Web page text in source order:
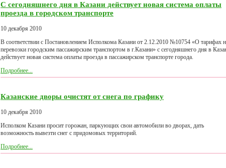
С сегодняшнего дня в Казани действует новая система оплаты
проезда в городском транспорте
10 декабря 2010
В соответствии с Постановлением Исполкома Казани от 2.12.2010 №10754 «О тарифах
перевозки городским пассажирским транспортом в г.Казани» c сегодняшнего дня в
действует новая система оплаты проезда в пассажирском транспорте города.
Подробнее...
Казанские дворы очистят от снега по графику
10 декабря 2010
Исполком Казани просит горожан, паркующих свои автомобили во дворах, дать
возможность вывезти снег с придомовых территорий.
Подробнее...